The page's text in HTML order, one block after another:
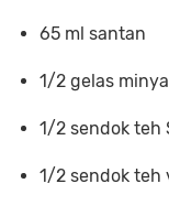
65 ml santan
1/2 gelas
1/2 sendok teh
1/2 sendok teh